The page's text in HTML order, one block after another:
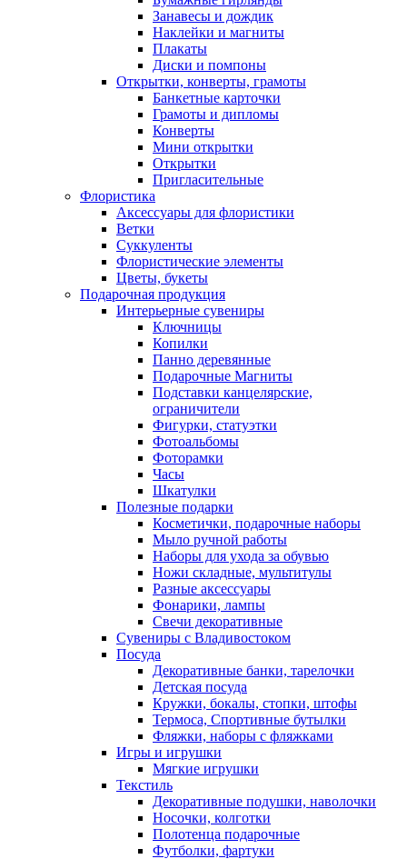
Занавесы и дождик
Наклейки и магниты
Плакаты
Диски и помпоны
Открытки, конверты, грамоты
Банкетные карточки
Грамоты и дипломы
Конверты
Мини открытки
Открытки
Пригласительные
Флористика
Аксессуары для флористики
Ветки
Суккуленты
Флористические элементы
Цветы, букеты
Подарочная продукция
Интерьерные сувениры
Ключницы
Копилки
Панно деревянные
Подарочные Магниты
Подставки канцелярские,
ограничители
Фигурки, статуэтки
Фотоальбомы
Фоторамки
Часы
Шкатулки
Полезные подарки
Косметички, подарочные наборы
Мыло ручной работы
Наборы для ухода за обувью
Ножи складные, мультитулы
Разные аксессуары
Фонарики, лампы
Свечи декоративные
Сувениры с Владивостоком
Посуда
Декоративные банки, тарелочки
Детская посуда
Кружки, бокалы, стопки, штофы
Термоса, Спортивные бутылки
Фляжки, наборы с фляжками
Игры и игрушки
Мягкие игрушки
Текстиль
Декоративные подушки, наволочки
Носочки, колготки
Полотенца подарочные
Футболки, фартуки